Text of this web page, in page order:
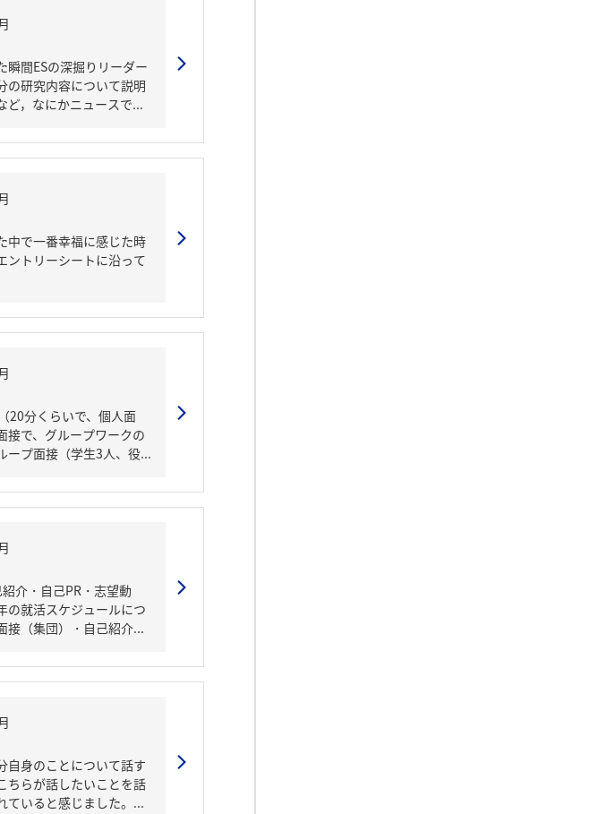
瞬間ESの深掘りリーダー
の研究内容について説明
ど，なにかニュースで...
中で一番幸福に感じた時
ントリーシートに沿って
20分くらいで、個人面
接で、グループワークの
ープ面接（学生3人、役...
介・自己PR・志望動
の就活スケジュールにつ
接（集団）・自己紹介...
自身のことについて話す
ちらが話したいことを話
ていると感じました。...